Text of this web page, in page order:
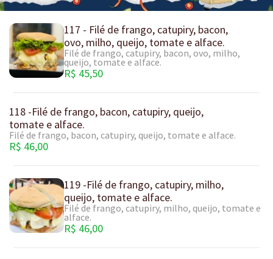
117 - Filé de frango, catupiry, bacon,
ovo, milho, queijo, tomate e alface.
Filé de frango, catupiry, bacon, ovo, milho,
queijo, tomate e alface.
R$ 45,50
118 -Filé de frango, bacon, catupiry, queijo,
tomate e alface.
Filé de frango, bacon, catupiry, queijo, tomate e alface.
R$ 46,00
119 -Filé de frango, catupiry, milho,
queijo, tomate e alface.
Filé de frango, catupiry, milho, queijo, tomate e
alface.
R$ 46,00